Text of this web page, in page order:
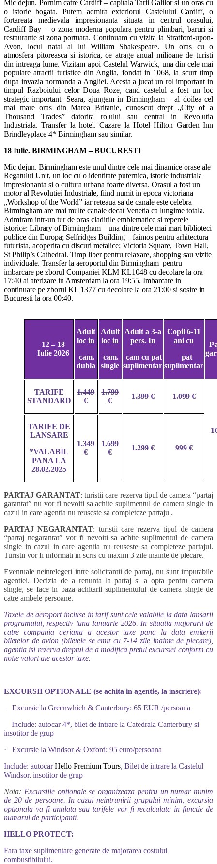
Mic dejun. Pornim catre Cardiff – capitala Tarii Galilor si un oras cu
o istorie bogata. Putem admira exteriorul Castelului Cardiff, o
fortareata medievala impresionanta situata in centrul orasului,
Cardiff Bay – o zona moderna populara pentru plimbari, baruri si
restaurante si zona portuara. Continuam cu vizita la Stratford-upon-
Avon, locul natal al lui William Shakespeare. Un oras cu o
atmosfera pitoreasca si istorica, ce atrage anual milioane de turisti
din intreaga lume. Vizitam apoi Castelul Warwick, una din cele mai
populare atractii turistice din Anglia, fondat in 1068, la scurt timp
dupa invazia normanda a Angliei. Acesta a jucat un rol important in
timpul Razboiului celor Doua Roze, cand castelul a fost un loc
strategic important. Seara, ajungem in Birmingham – al doilea cel
mai mare oras din Marea Britanie, cunoscut drept „City of a
Thousand Trades” datorita rolului sau central in Revolutia
Industriala. Transfer la hotel. Cazare la Hotel Hilton Garden Inn
Brindleyplace 4* Birmingham sau similar.
18 Iulie. BIRMINGHAM – BUCURESTI
Mic dejun. Birmingham este unul dintre cele mai dinamice orase ale
Regatului Unit, un loc cu o identitate puternica, istorie industriala
impresionanta si o cultura urbana foarte diversa. Orasul a fost un
motor al Revolutiei Industriale, fiind numit in epoca victoriana
„Workshop of the World” iar reteaua sa de canale este celebra –
Birmingham are mai multe canale decat Venetia ca lungime totala.
Admiram intr-un tur de oras cladirile emblematice si reperele
istorice: Library of Birmingham – una dintre cele mai mari biblioteci
publice din Europa; Selfridges Building – faimos pentru arhitectura
futurista, acoperita cu discuri metalice; Victoria Square, Town Hall,
St Philip’s Cathedral. Timp liber pentru relaxare, shopping sau vizite
individuale. Transfer la aeroportul din Birmingham pentru
imbarcare pe zborul Companiei KLM KL1048 cu decolare la ora
17:40 ai aterizare in Amsterdam la ora 19:55. Imbarcare in
continuare pe zborul KL 1377 cu decolare la ora 21:00 si sosire in
Bucuresti la ora 00:40.
12 – 18
Iulie 2026
Adult
loc in
cam.
dubla
Adult
loc in
cam.
single
Adult a 3-a
pers. In
cam cu pat
suplimentar
Copil 6-11
ani cu
pat
suplimentar
TARIFE
STANDARD
1.449
€
1.799
€
1.399 € 1.099 €
TARIFE DE
LANSARE
*VALABIL
PANA LA
28.02.2025
1.349
€
1.699
€
1.299 € 999 €
PARTAJ GARANTAT: turistii care rezerva tipul de camera “partaj
garantat” nu vor fi nevoiti sa achite suplimentul de camera single in
cazul in care agentia nu reuseste sa completeze partajul.
PARTAJ NEGARANTAT: turistii care rezerva tipul de camera
“partaj negarantat” vor fi nevoiti sa achite suplimentul de camera
single in cazul in care agentia nu reuseste sa completeze partajul.
Turistii vor fi informati in scris cu maxim 3 zile inainte de plecare.
Eventuale neintelegeri intre solicitantii de partaj, nu sunt imputabile
agentiei. Decizia de a renunta la partaj si a opta pentru camera
single, se face in baza achitarii suplimentului de camera single de
catre ambele persoane.
Taxele de aeroport incluse in tarif sunt cele valabile la data lansarii
programului, respectiv luna Ianuarie 2026. In situatia majorarii de
catre compania aeriana a acestor taxe pana la data emiterii
biletelor de avion (biletele se emit cu 7-14 zile inainte de plecare),
agentia isi rezerva dreptul de a modifica pretul excursiei conform cu
noile valori ale acestor taxe.
EXCURSII OPTIONALE (se achita in agentie, la inscriere):
· Excursie la Greenwhich & Canterbury: 65 EUR /persoana
Include: autocar 4*, bilet de intrare la Catedrala Canterbury si
insotitor de grup
· Excursie la Windsor & Oxford: 95 euro/persoana
Include: autocarHello Premium Tours, Bilet de intrare la Castelul
Windsor, insotitor de grup
Nota: Excursiile optionale se organizeaza pentru un numar minim
de 20 de persoane. In cazul neintrunirii grupului minim, excursia
optionala va fi anulata sau tarifele vor fi recalculata in functie de
numarul de participanti.
HELLO PROTECT:
Fara taxe suplimentare generate de majorarea costului
combustibilului.